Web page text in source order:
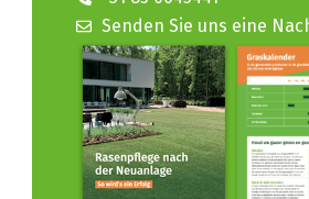
Senden Sie uns eine